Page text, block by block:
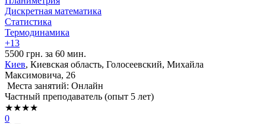
Дискретная математика
Статистика
Термодинамика
+13
5500 грн. за 60 мин.
Киев, Киевская область, Голосеевский, Михайла
Максимовича, 26
Места занятий: Онлайн
Частный преподаватель (опыт 5 лет)
★★★★
0